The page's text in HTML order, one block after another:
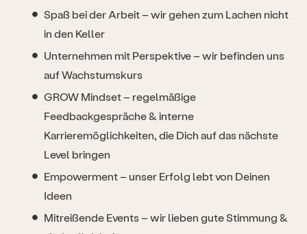
Spaß bei der Arbeit – wir gehen zum Lachen nicht
in den Keller
Unternehmen mit Perspektive – wir befinden uns
auf Wachstumskurs
GROW Mindset – regelmäßige
Feedbackgespräche & interne
Karrieremöglichkeiten, die Dich auf das nächste
Level bringen
Empowerment – unser Erfolg lebt von Deinen
Ideen
Mitreißende Events – wir lieben gute Stimmung &